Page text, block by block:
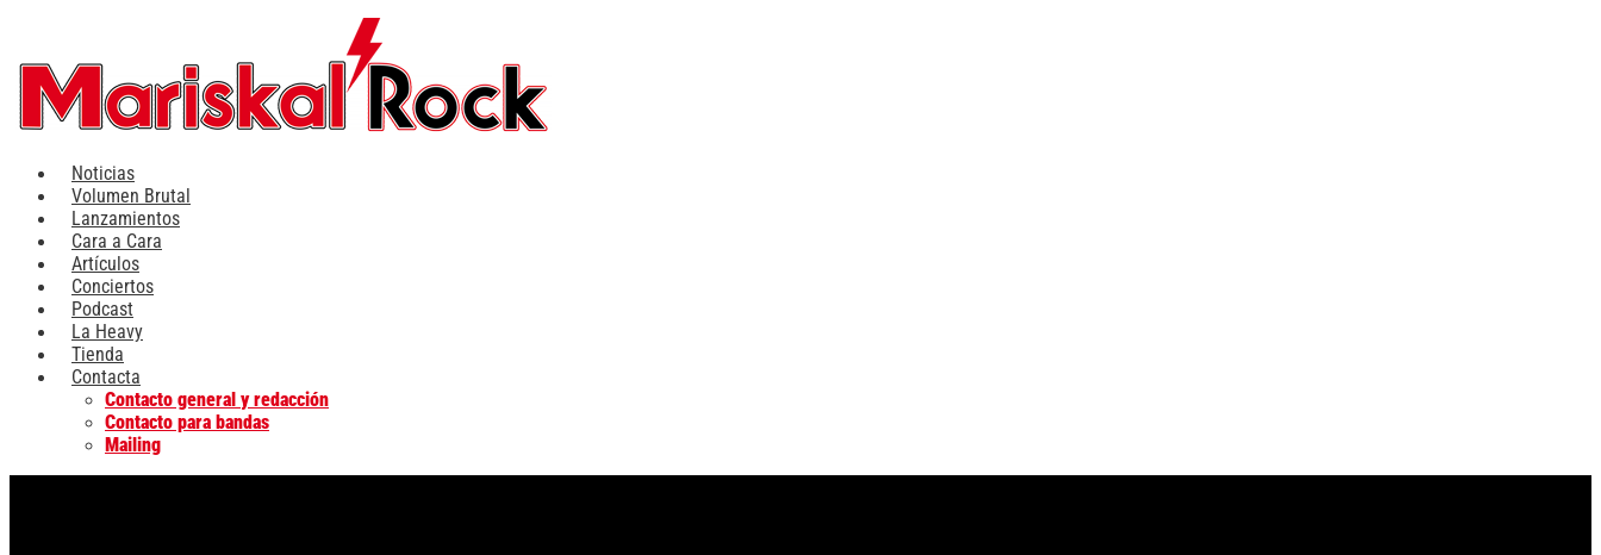
contenido
Noticias
Volumen Brutal
Lanzamientos
Cara a Cara
Artículos
Conciertos
Podcast
La Heavy
Tienda
Contacta
Contacto general y redacción
Contacto para bandas
Mailing